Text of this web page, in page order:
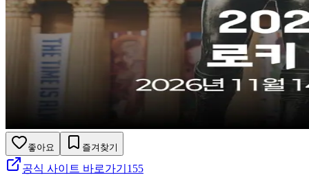
좋아요 즐겨찾기
공식 사이트 바로가기 155